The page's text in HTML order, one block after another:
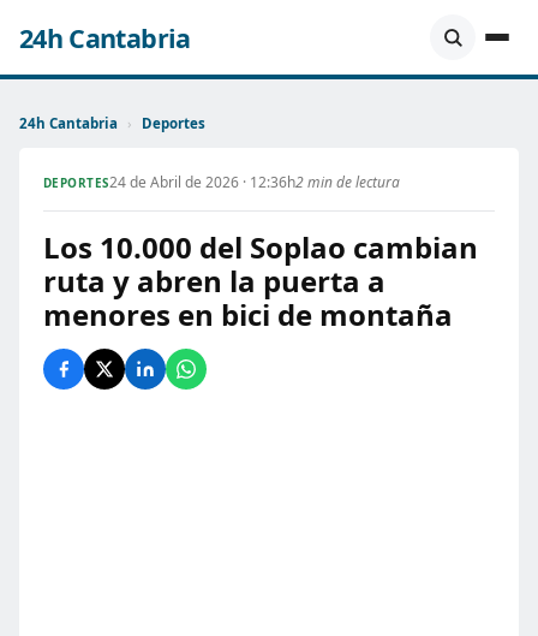
24h Cantabria
24h Cantabria › Deportes
DEPORTES24 de Abril de 2026 · 12:36h2 min de lectura
Los 10.000 del Soplao cambian
ruta y abren la puerta a
menores en bici de montaña